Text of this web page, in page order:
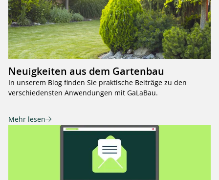
Neuigkeiten aus dem Gartenbau
In unserem Blog finden Sie praktische Beiträge zu den
verschiedensten Anwendungen mit GaLaBau.
Mehr lesen